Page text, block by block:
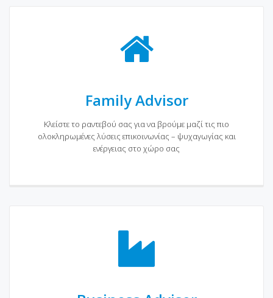
Family Advisor
Κλείστε το ραντεβού σας για να βρούμε μαζί τις πιο
ολοκληρωμένες λύσεις επικοινωνίας – ψυχαγωγίας και
ενέργειας στο χώρο σας